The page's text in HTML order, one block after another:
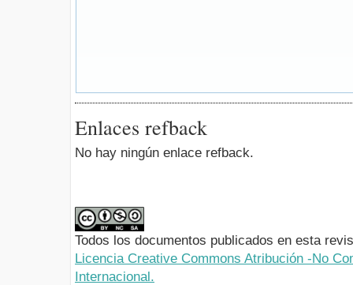
Enlaces refback
No hay ningún enlace refback.
Todos los documentos publicados en esta
Licencia Creative Commons Atribución -No
Internacional.